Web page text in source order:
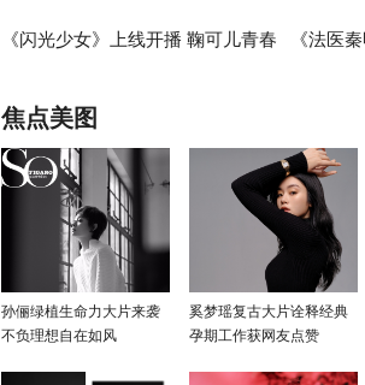
《闪光少女》上线开播 鞠可儿青春 《法医
焦点美图
孙俪绿植生命力大片来袭
不负理想自在如风
奚梦瑶复古大片诠释经典
孕期工作获网友点赞